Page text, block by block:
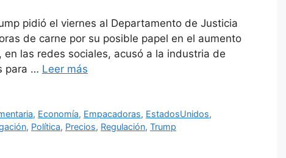
pidió el viernes al Departamento de Justicia
de carne por su posible papel en el aumento
las redes sociales, acusó a la industria de
para … Leer más
, Economía, Empacadoras, EstadosUnidos,
, Política, Precios, Regulación, Trump